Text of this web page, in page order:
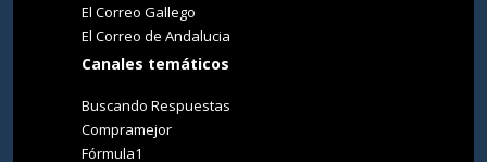
El Correo Gallego
El Correo de Andalucia
Canales temáticos
Buscando Respuestas
Compramejor
Fórmula1